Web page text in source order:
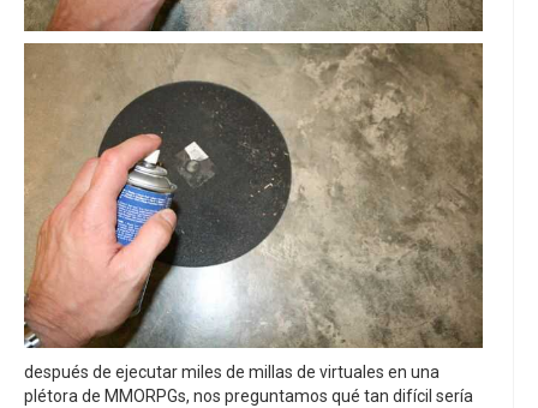
después de ejecutar miles de millas de virtuales en una
plétora de MMORPGs, nos preguntamos qué tan difícil sería